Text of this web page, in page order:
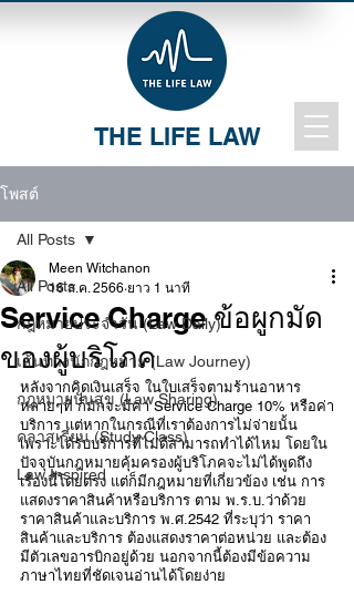
THE LIFE LAW
โพสต์
All Posts
กฎหมายประจำวัน (Law Daily)
เส้นทางนักกฎหมาย (Law Journey)
กฎหมายปันสุข (Law Sharing)
คลาสเรียน (Study Class)
Law Inspired
All Posts
Service Charge ข้อผูกมัด
ของผู้บริโภค
Meen Witchanon
16 ส.ค. 2566 ยาว 1 นาที
หลังจากคิดเงินเสร็จ ในใบเสร็จตามร้านอาหาร
หลายๆที่ ก็มักจะมีค่า Service Charge 10% หรือค่า
บริการ แต่หากในกรณีที่เราต้องการไม่จ่ายนั้น
เพราะได้รับบริการที่ไม่ดีสามารถทำได้ไหม โดยใน
ปัจจุบันกฎหมายคุ้มครองผู้บริโภคจะไม่ได้พูดถึง
เรื่องนี้โดยตรง แต่ก็มีกฎหมายที่เกี่ยวข้อง เช่น การ
แสดงราคาสินค้าหรือบริการ ตาม พ.ร.บ.ว่าด้วย
ราคาสินค้าและบริการ พ.ศ.2542 ที่ระบุว่า ราคา
สินค้าและบริการ ต้องแสดงราคาต่อหน่วย และต้อง
มีตัวเลขอารบิกอยู่ด้วย นอกจากนี้ต้องมีข้อความ
ภาษาไทยที่ชัดเจนอ่านได้โดยง่าย